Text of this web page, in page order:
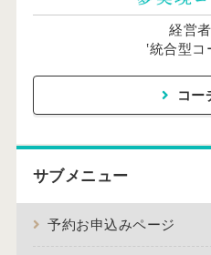
経営
‛統合型
コー
サブメニュー
予約お申込みページ